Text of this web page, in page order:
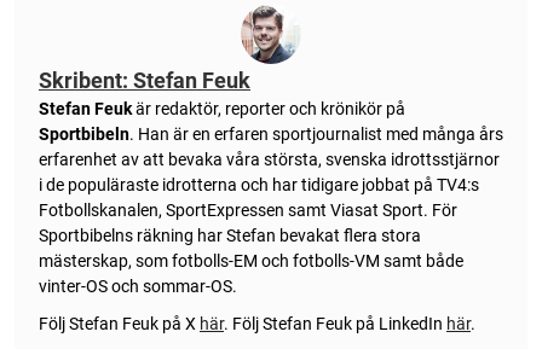
Skribent: Stefan Feuk
Stefan Feukär redaktör, reporter och krönikör på
Sportbibeln. Han är en erfaren sportjournalist med många års
erfarenhet av att bevaka våra största, svenska idrottsstjärnor
i de populäraste idrotterna och har tidigare jobbat på TV4:s
Fotbollskanalen, SportExpressen samt Viasat Sport. För
Sportbibelns räkning har Stefan bevakat flera stora
mästerskap, som fotbolls-EM och fotbolls-VM samt både
vinter-OS och sommar-OS.
Följ Stefan Feuk på X här. Följ Stefan Feuk på LinkedIn här.